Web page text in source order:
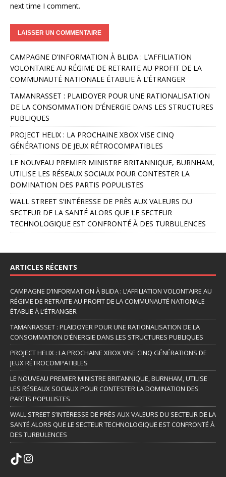
next time I comment.
l
t
e
r
n
a
t
i
v
e
:
CAMPAGNE D’INFORMATION À BLIDA : L’AFFILIATION
VOLONTAIRE AU RÉGIME DE RETRAITE AU PROFIT DE LA
COMMUNAUTÉ NATIONALE ÉTABLIE À L’ÉTRANGER
TAMANRASSET : PLAIDOYER POUR UNE RATIONALISATION
DE LA CONSOMMATION D’ÉNERGIE DANS LES STRUCTURES
PUBLIQUES
PROJECT HELIX : LA PROCHAINE XBOX VISE CINQ
GÉNÉRATIONS DE JEUX RÉTROCOMPATIBLES
LE NOUVEAU PREMIER MINISTRE BRITANNIQUE, BURNHAM,
UTILISE LES RÉSEAUX SOCIAUX POUR CONTESTER LA
DOMINATION DES PARTIS POPULISTES
WALL STREET S’INTÉRESSE DE PRÈS AUX VALEURS DU
SECTEUR DE LA SANTÉ ALORS QUE LE SECTEUR
TECHNOLOGIQUE EST CONFRONTÉ À DES TURBULENCES
ARTICLES RÉCENTS
CAMPAGNE D’INFORMATION À BLIDA : L’AFFILIATION VOLONTAIRE AU
RÉGIME DE RETRAITE AU PROFIT DE LA COMMUNAUTÉ NATIONALE
ÉTABLIE À L’ÉTRANGER
TAMANRASSET : PLAIDOYER POUR UNE RATIONALISATION DE LA
CONSOMMATION D’ÉNERGIE DANS LES STRUCTURES PUBLIQUES
PROJECT HELIX : LA PROCHAINE XBOX VISE CINQ GÉNÉRATIONS DE
JEUX RÉTROCOMPATIBLES
LE NOUVEAU PREMIER MINISTRE BRITANNIQUE, BURNHAM, UTILISE
LES RÉSEAUX SOCIAUX POUR CONTESTER LA DOMINATION DES
PARTIS POPULISTES
WALL STREET S’INTÉRESSE DE PRÈS AUX VALEURS DU SECTEUR DE LA
SANTÉ ALORS QUE LE SECTEUR TECHNOLOGIQUE EST CONFRONTÉ À
DES TURBULENCES